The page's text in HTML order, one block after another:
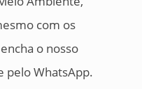
com os
o nosso
pelo WhatsApp.